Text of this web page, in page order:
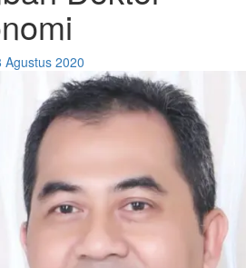
Agustus 2020